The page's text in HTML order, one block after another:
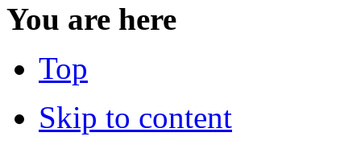
You are here
Top
Skip to content